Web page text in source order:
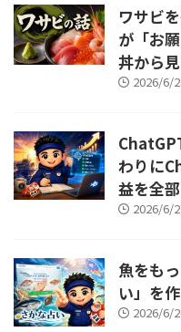
ワサビ
が「お
丼から
2026/6/
わりに
益を全
2026/6/
魚をも
い」を
2026/6/